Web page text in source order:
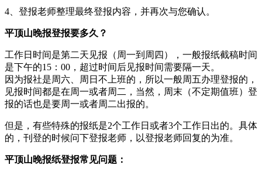
4、登报老师整理最终登报内容，并再次与您确认。
平顶山晚报登报要多久？
工作日时间是第二天见报（周一到周四），一般报纸截稿时间
是下午的15：00，超过时间后见报时间需要隔一天。
因为报社是周六、周日不上班的，所以一般周五办理登报的，
见报时间都是在周一或者周二，当然，周末（不定期值班）登
报的话也是要周一或者周二出报的。
但是，有些特殊的报纸是2个工作日或者3个工作日出的。具体
的，刊登的时候问下登报老师，以登报老师回复的为准。
平顶山晚报纸登报常见问题：